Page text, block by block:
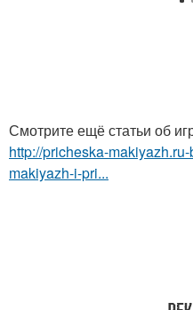
Смотрите ещё статьи об
http://pricheska-
makiyazh-i-pri...